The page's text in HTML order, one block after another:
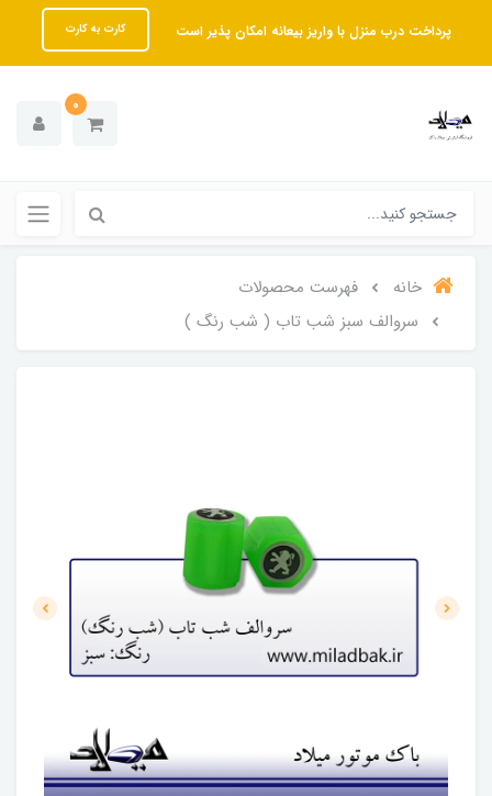
پرداخت درب منزل با واریز بیعانه امکان پذیر است کارت به کارت
0
خانه
فهرست محصولات
سروالف سبز شب تاب ( شب رنگ )